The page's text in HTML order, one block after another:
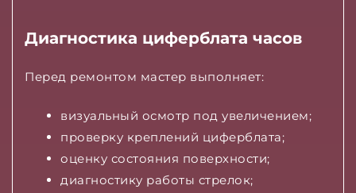
Диагностика циферблата часов
Перед ремонтом мастер выполняет:
визуальный осмотр под увеличением;
проверку креплений циферблата;
оценку состояния поверхности;
диагностику работы стрелок;